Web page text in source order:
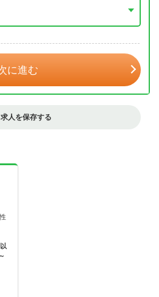
に進む
求人を保存する